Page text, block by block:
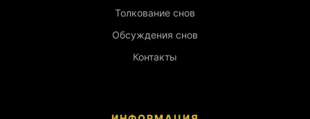
Толкование снов
Обсуждения снов
Контакты